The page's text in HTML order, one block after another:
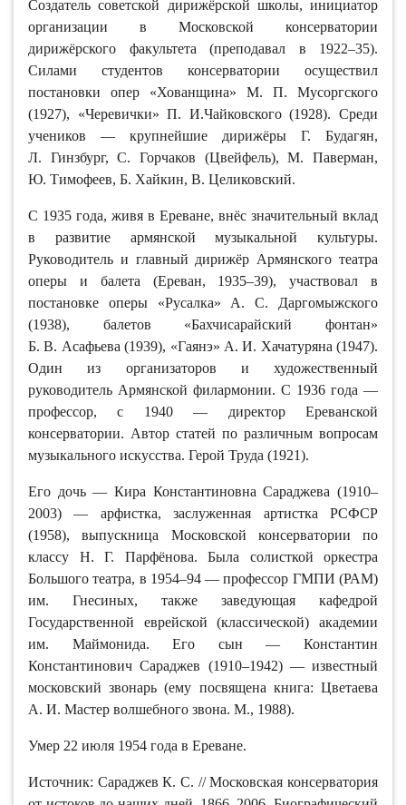
Создатель советской дирижёрской школы, инициатор
организации в Московской консерватории
дирижёрского факультета (преподавал в 1922–35).
Силами студентов консерватории осуществил
постановки опер «Хованщина» М. П. Мусоргского
(1927), «Черевички» П. И.Чайковского (1928). Среди
учеников — крупнейшие дирижёры Г. Будагян,
Л. Гинзбург, С. Горчаков (Цвейфель), М. Паверман,
Ю. Тимофеев, Б. Хайкин, В. Целиковский.
С 1935 года, живя в Ереване, внёс значительный вклад
в развитие армянской музыкальной культуры.
Руководитель и главный дирижёр Армянского театра
оперы и балета (Ереван, 1935–39), участвовал в
постановке оперы «Русалка» А. С. Даргомыжского
(1938), балетов «Бахчисарайский фонтан»
Б. В. Асафьева (1939), «Гаянэ» А. И. Хачатуряна (1947).
Один из организаторов и художественный
руководитель Армянской филармонии. С 1936 года —
профессор, с 1940 — директор Ереванской
консерватории. Автор статей по различным вопросам
музыкального искусства. Герой Труда (1921).
Его дочь — Кира Константиновна Сараджева (1910–
2003) — арфистка, заслуженная артистка РСФСР
(1958), выпускница Московской консерватории по
классу Н. Г. Парфёнова. Была солисткой оркестра
Большого театра, в 1954–94 — профессор ГМПИ (РАМ)
им. Гнесиных, также заведующая кафедрой
Государственной еврейской (классической) академии
им. Маймонида. Его сын — Константин
Константинович Сараджев (1910–1942) — известный
московский звонарь (ему посвящена книга: Цветаева
А. И. Мастер волшебного звона. М., 1988).
Умер 22 июля 1954 года в Ереване.
Источник: Сараджев К. С. // Московская консерватория